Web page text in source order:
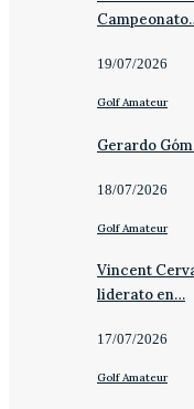
19/07/2026
Golf Amateur
Gerardo
18/07/2026
Golf Amateur
Vincent
liderato en…
17/07/2026
Golf Amateur